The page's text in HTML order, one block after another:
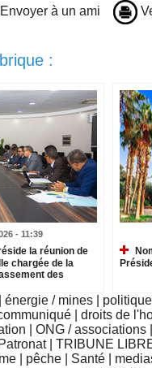
à un ami
:
- 11:39
la réunion de
chargée de la
des
énergie / mines politique
droits de
ONG / associations
TRIBUNE
pêche Santé